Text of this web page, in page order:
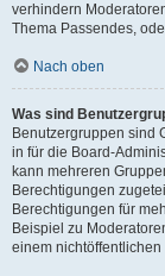
verhindern
Thema Passendes,
Nach oben
Was sind
Benutzergruppen sind
in für die Board-
kann mehreren
Berechtigungen
Berechtigungen für
Beispiel zu
einem